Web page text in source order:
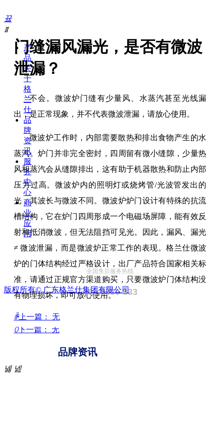
끀
ꁲ
产
品
关
于
格
兰
仕
品
牌
资
讯
服
务
中
心
商
业
应
用
门缝漏风漏光，是否有微波
泄漏？
不会。微波炉门缝有少量风、水蒸汽甚至光线漏
出，是正常现象，并不代表微波泄漏，请放心使用。
微波炉工作时，内部需要散热和排出食物产生的水
蒸汽。炉门并非完全密封，四周留有微小缝隙，少量热
风和蒸汽会从缝隙排出，这有助于机器散热和防止内部
压力过高。微波炉内的照明灯或烧烤管/光波管发出的
光，其波长与微波不同。微波炉炉门设计有特殊的抗流
槽结构，它在炉门四周形成一个电磁场屏障，能有效反
射和抵消微波，但无法阻挡可见光。因此，漏风、漏光
≠ 微波泄漏，而是微波炉正常工作的表现。格兰仕微波
炉的门体结构经过严格设计，出厂产品符合国家相关标
准，请通过正规官方渠道购买，只要微波炉门体结构没
有物理损坏，即可放心使用。
ꄴ上一篇：
无
ꄲ下一篇： 无
品牌资讯
넳 넲
全国售后服务热线
400-8300-333
版权所有© 广东格兰仕集团有限公司